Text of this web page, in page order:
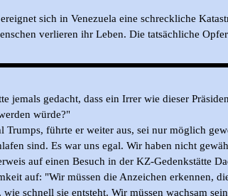
sich in Venezuela eine schreckliche
verlieren ihr Leben. Die tatsächliche
jemals gedacht, dass ein Irrer wie dieser
würde?"
Trumps, führte er weiter aus, sei nur möglich
sind. Es war uns egal. Wir haben nicht
auf einen Besuch in der KZ-Gedenkstätte
auf: "Wir müssen die Anzeichen erkennen,
wie schnell sie entsteht. Wir müssen wachsam